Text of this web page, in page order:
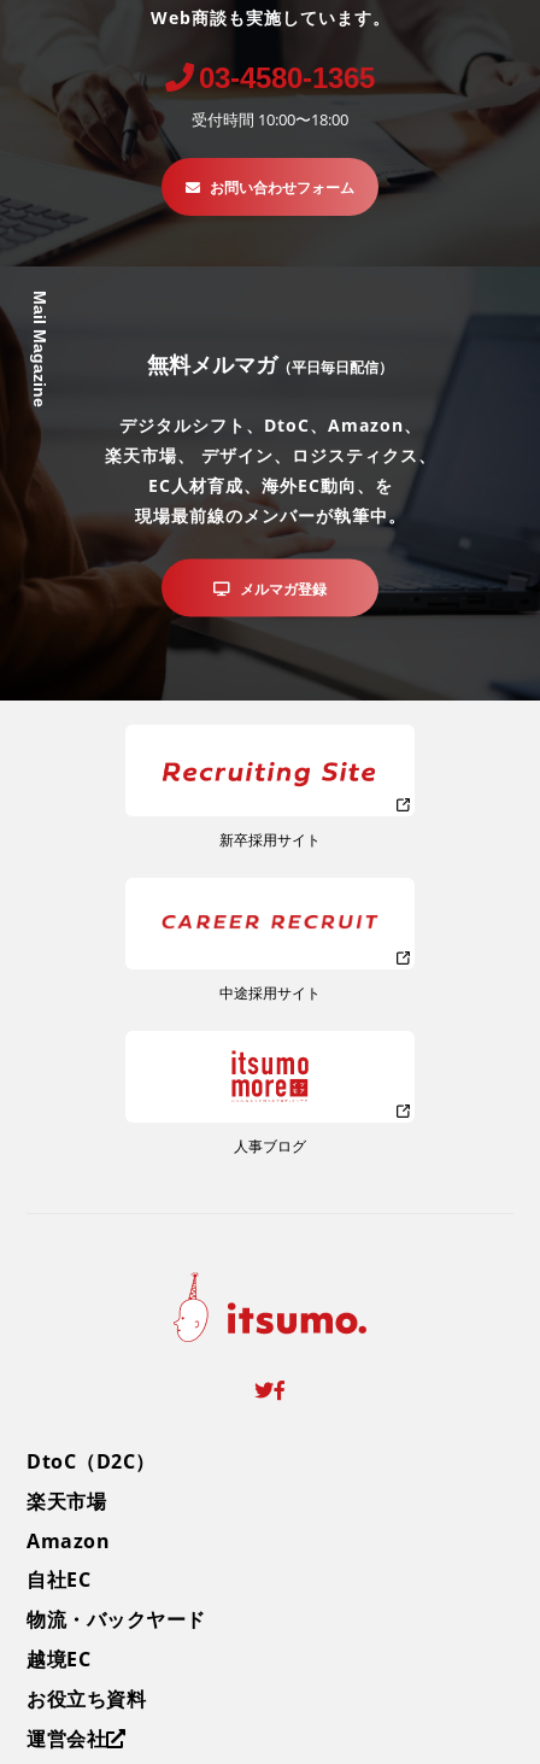
Web商談も実施しています。
03-4580-1365
受付時間 10:00〜18:00
お問い合わせフォーム
Mail Magazine 無料メルマガ （平日毎日配信）
デジタルシフト、DtoC、Amazon、
楽天市場、 デザイン、ロジスティクス、
EC人材育成、海外EC動向、を
現場最前線のメンバーが執筆中。
メルマガ登録
新卒採用サイト
中途採用サイト
人事ブログ
DtoC（D2C）
楽天市場
Amazon
自社EC
物流・バックヤード
越境EC
お役立ち資料
運営会社